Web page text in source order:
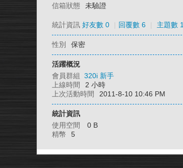
信箱狀態
未驗證
統計資訊 好友數 0 回覆數 6 主題數 1
性別 保密
活躍概況
會員群組 320i 新手
上線時間
2 小時
上次活動時間
2011-8-10 10:46 PM
統計資訊
使用空間
0 B
精幣
5